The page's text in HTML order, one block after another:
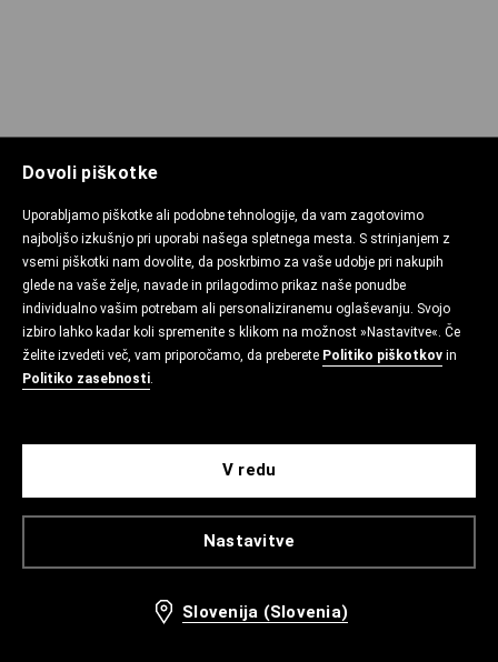
Dovoli piškotke
Uporabljamo piškotke ali podobne tehnologije, da vam zagotovimo
najboljšo izkušnjo pri uporabi našega spletnega mesta. S strinjanjem z
vsemi piškotki nam dovolite, da poskrbimo za vaše udobje pri nakupih
glede na vaše želje, navade in prilagodimo prikaz naše ponudbe
individualno vašim potrebam ali personaliziranemu oglaševanju. Svojo
izbiro lahko kadar koli spremenite s klikom na možnost »Nastavitve«. Če
želite izvedeti več, vam priporočamo, da preberete Politiko piškotkov in
Politiko zasebnosti.
Nastavitve
V redu
Slovenija (Slovenia)